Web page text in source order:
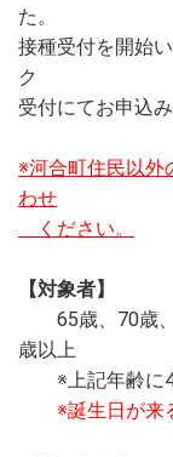
た。
接種受付を開始
ク
受付にてお申込み
※河合町住民以外
わせ
ください。
【対象者】
65歳、70歳、
歳以上
※上記年齢に4
※誕生日が来